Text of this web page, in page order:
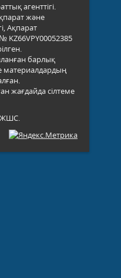
агенттігі.
және
Ақпарат
KZ66VPY00052385
барлық
материалдардың
жағдайда сілтеме
ЖШС.